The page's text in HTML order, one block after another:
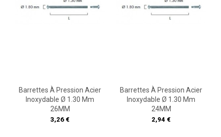
Barrettes À Pression Acier
Inoxydable Ø 1.30 Mm
26MM
Prix
3,26 €
Barrettes À Pression Acier
Inoxydable Ø 1.30 Mm
24MM
Prix
2,94 €